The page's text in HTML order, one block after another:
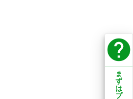
help
ま
ず
は
プ